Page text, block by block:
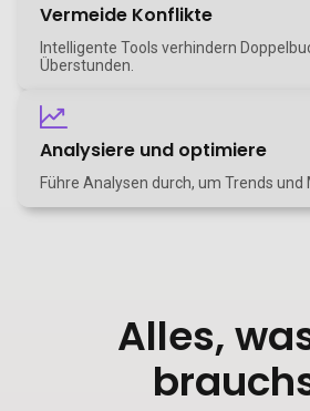
Vermeide Konflikte
Intelligente Tools verhindern
Überstunden.
Analysiere und optimiere
Führe Analysen durch, um Trends und
Alles,